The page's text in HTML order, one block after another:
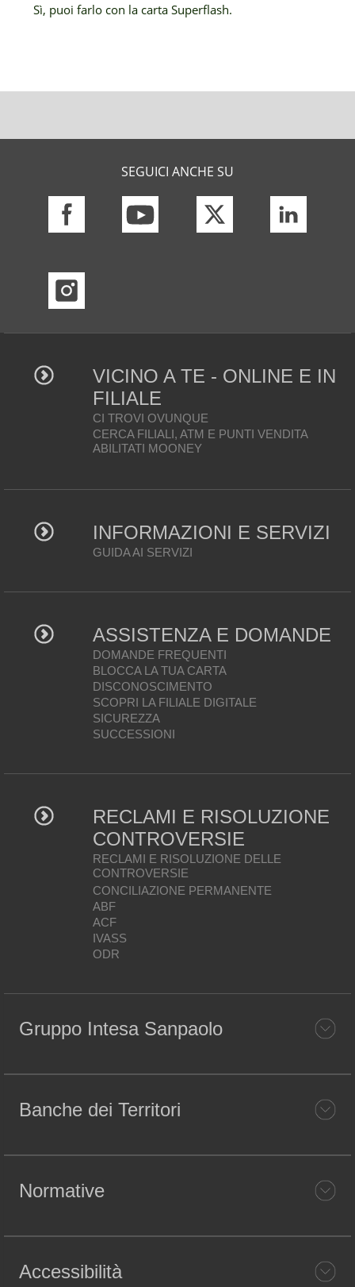
Sì, puoi farlo con la carta Superflash.
SEGUICI ANCHE SU
VICINO A TE - ONLINE E IN
FILIALE
CI TROVI OVUNQUE
CERCA FILIALI, ATM E PUNTI VENDITA
ABILITATI MOONEY
INFORMAZIONI E SERVIZI
GUIDA AI SERVIZI
ASSISTENZA E DOMANDE
DOMANDE FREQUENTI
BLOCCA LA TUA CARTA
DISCONOSCIMENTO
SCOPRI LA FILIALE DIGITALE
SICUREZZA
SUCCESSIONI
RECLAMI E RISOLUZIONE
CONTROVERSIE
RECLAMI E RISOLUZIONE DELLE
CONTROVERSIE
CONCILIAZIONE PERMANENTE
ABF
ACF
IVASS
ODR
Gruppo Intesa Sanpaolo
Banche dei Territori
Normative
Accessibilità